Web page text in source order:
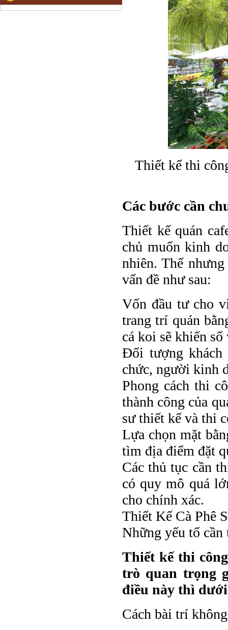
Thiết kế thi
Các bước cần
Thiết kế quán
chủ muốn kinh
nhiên. Thế
vấn đề như sau:
Vốn đầu tư cho
trang trí quán
cá koi sẽ khiến
Đối tượng khách
chức, người kinh
Phong cách thi
thành công của
sư thiết kế và thi
Lựa chọn mặt
tìm địa điểm đặt
Các thủ tục cần
có quy mô quá
cho chính xác.
Thiết Kế Cà Phê
Những yếu tố cần
Thiết kế thi
trò quan trọng
điều này thì
Cách bài trí